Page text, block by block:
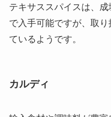
テキサススパイスは、
で入手可能ですが、取
ているようです。
カルディ